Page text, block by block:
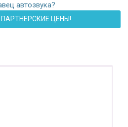
автозвука?
ЦЕНЫ!